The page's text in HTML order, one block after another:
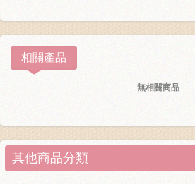
相關產品
無相關商品
其他商品分類